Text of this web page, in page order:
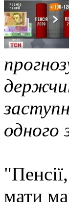
одного
мати